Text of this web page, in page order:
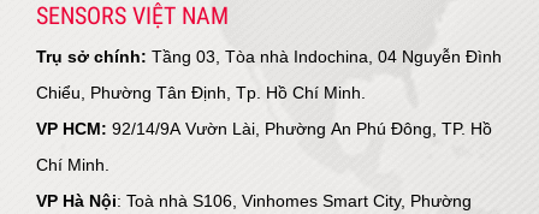
SENSORS VIỆT NAM
Trụ sở chính: Tầng 03, Tòa nhà Indochina, 04 Nguyễn Đình
Chiểu, Phường Tân Định, Tp. Hồ Chí Minh.
VP HCM: 92/14/9A Vườn Lài, Phường An Phú Đông, TP. Hồ
Chí Minh.
VP Hà Nội: Toà nhà S106, Vinhomes Smart City, Phường